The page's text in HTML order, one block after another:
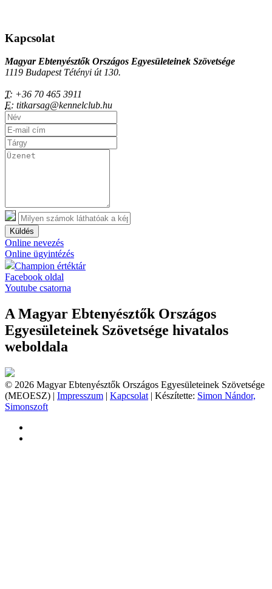
Kapcsolat
Magyar Ebtenyésztők Országos Egyesületeinek Szövetsége
1119 Budapest Tétényi út 130.
T: +36 70 465 3911
E: titkarsag@kennelclub.hu
Küldés
Online nevezés
Online ügyintézés
Champion értéktár
Facebook oldal
Youtube csatorna
A Magyar Ebtenyésztők Országos
Egyesületeinek Szövetsége hivatalos
weboldala
© 2026 Magyar Ebtenyésztők Országos Egyesületeinek Szövetsége
(MEOESZ) | Impresszum | Kapcsolat | Készítette: Simon Nándor,
Simonszoft